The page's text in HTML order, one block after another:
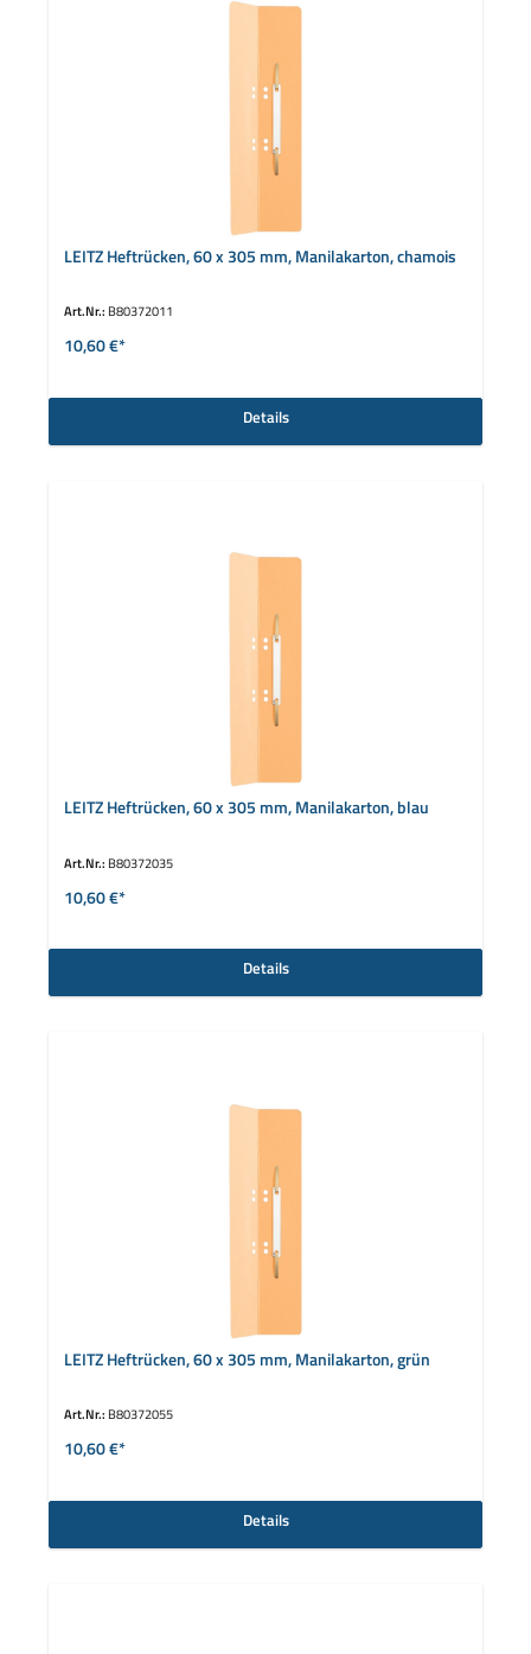
LEITZ Heftrücken, 60 x 305 mm, Manilakarton, chamois
Art.Nr.: B80372011
10,60 €*
Details
LEITZ Heftrücken, 60 x 305 mm, Manilakarton, blau
Art.Nr.: B80372035
10,60 €*
Details
LEITZ Heftrücken, 60 x 305 mm, Manilakarton, grün
Art.Nr.: B80372055
10,60 €*
Details